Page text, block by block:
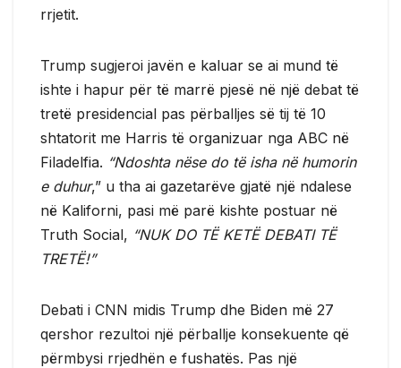
rrjetit.
Trump sugjeroi javën e kaluar se ai mund të
ishte i hapur për të marrë pjesë në një debat të
tretë presidencial pas përballjes së tij të 10
shtatorit me Harris të organizuar nga ABC në
Filadelfia. “Ndoshta nëse do të isha në humorin
e duhur,” u tha ai gazetarëve gjatë një ndalese
në Kaliforni, pasi më parë kishte postuar në
Truth Social, “NUK DO TË KETË DEBATI TË
TRETË!”
Debati i CNN midis Trump dhe Biden më 27
qershor rezultoi një përballje konsekuente që
përmbysi rrjedhën e fushatës. Pas një